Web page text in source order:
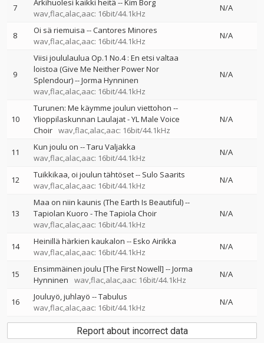
7 Arkihuolesi kaikki heitä --Kim Borg
wav,flac,alac,aac: 16bit/44.1kHz
N/A
8 Oi sä riemuisa --Cantores Minores
wav,flac,alac,aac: 16bit/44.1kHz
N/A
9
Viisi joululaulua Op.1 No.4 : En etsi valtaa
loistoa (Give Me Neither Power Nor
Splendour)--Jorma Hynninen
wav,flac,alac,aac: 16bit/44.1kHz
N/A
10
Turunen: Me käymme joulun viettohon --
Ylioppilaskunnan Laulajat - YL Male Voice
Choir wav,flac,alac,aac: 16bit/44.1kHz
N/A
11 Kun joulu on --Taru Valjakka
wav,flac,alac,aac: 16bit/44.1kHz
N/A
12 Tuikkikaa, oi joulun tähtöset-- Sulo Saarits
wav,flac,alac,aac: 16bit/44.1kHz
N/A
13
Maa on niin kaunis (The Earth Is Beautiful)--
Tapiolan Kuoro - The Tapiola Choir
wav,flac,alac,aac: 16bit/44.1kHz
N/A
14 Heinillä härkien kaukalon --Esko Airikka
wav,flac,alac,aac: 16bit/44.1kHz
N/A
15 Ensimmäinen joulu [The First Nowell] --Jorma
Hynninen
wav,flac,alac,aac: 16bit/44.1kHz
N/A
16 Jouluyö, juhlayö --Tabulus
wav,flac,alac,aac: 16bit/44.1kHz
N/A
Report about incorrect data